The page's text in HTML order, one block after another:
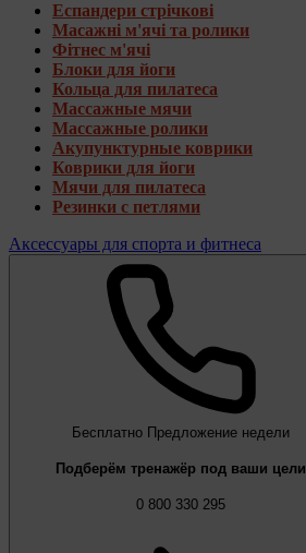
Еспандери стрічкові
Масажні м'ячі та ролики
Фітнес м'ячі
Блоки для йоги
Кольца для пилатеса
Массажные мячи
Массажные ролики
Акупунктурные коврики
Коврики для йоги
Мячи для пилатеса
Резинки с петлями
Аксессуары для спорта и фитнеса
Бесплатно Предложение недели
Подберём тренажёр под ваши цели
0 800 330 295